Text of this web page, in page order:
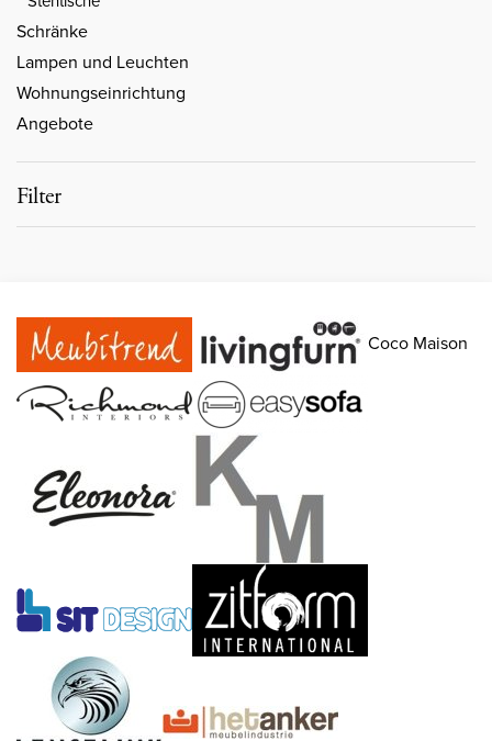
Schränke
Lampen und Leuchten
Wohnungseinrichtung
Angebote
Filter
Coco Maison